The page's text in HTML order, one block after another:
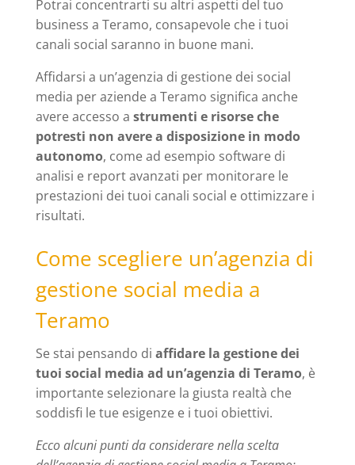
Potrai concentrarti su altri aspetti del tuo
business a Teramo, consapevole che i tuoi
canali social saranno in buone mani.
Affidarsi a un’agenzia di gestione dei social
media per aziende a Teramo significa anche
avere accesso a strumenti e risorse che
potresti non avere a disposizione in modo
autonomo, come ad esempio software di
analisi e report avanzati per monitorare le
prestazioni dei tuoi canali social e ottimizzare i
risultati.
Come scegliere un’agenzia di
gestione social media a
Teramo
Se stai pensando di affidare la gestione dei
tuoi social media ad un’agenzia di Teramo, è
importante selezionare la giusta realtà che
soddisfi le tue esigenze e i tuoi obiettivi.
Ecco alcuni punti da considerare nella scelta